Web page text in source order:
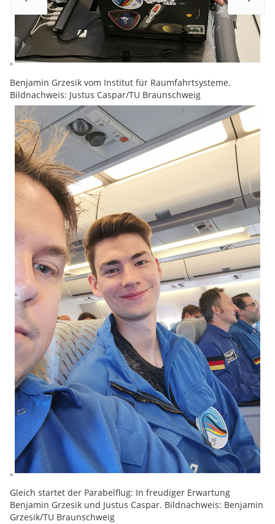
Benjamin Grzesik vom Institut für Raumfahrtsysteme.
Bildnachweis: Justus Caspar/TU Braunschweig
Gleich startet der Parabelflug: In freudiger Erwartung
Benjamin Grzesik und Justus Caspar. Bildnachweis: Benjamin
Grzesik/TU Braunschweig